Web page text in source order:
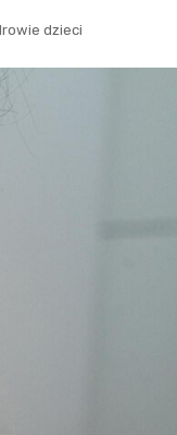
dzieci